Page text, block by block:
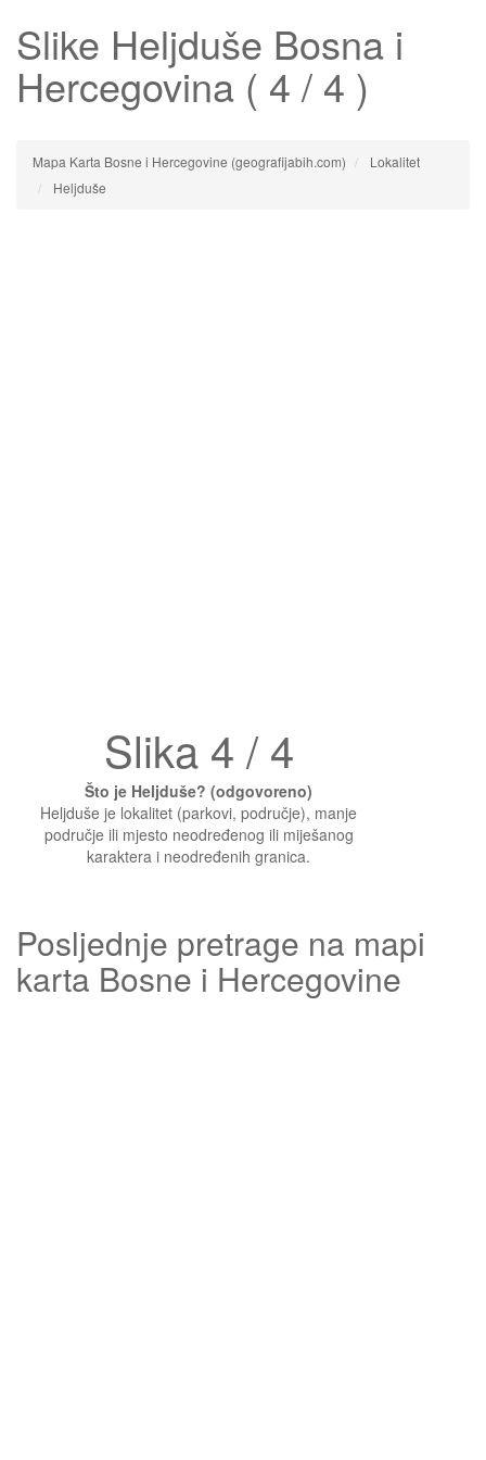
Slike Heljduše Bosna i
Hercegovina ( 4 / 4 )
Mapa Karta Bosne i Hercegovine (geografijabih.com)
Lokalitet
Heljduše
Slika 4 / 4
Što je Heljduše? (odgovoreno)
Heljduše je lokalitet (parkovi, područje), manje
područje ili mjesto neodređenog ili miješanog
karaktera i neodređenih granica.
Posljednje pretrage na mapi
karta Bosne i Hercegovine